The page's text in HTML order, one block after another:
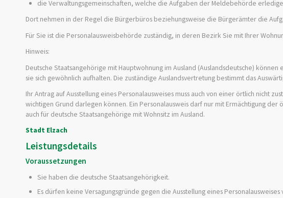
die Verwaltungsgemeinschaften, welche die Aufgaben der Meldebehörde
Dort nehmen in der Regel die Bürgerbüros beziehungsweise die Bürgerämter die
Für Sie ist die Personalausweisbehörde zuständig, in deren Bezirk Sie mit Ihrer
Hinweis:
Deutsche Staatsangehörige mit Hauptwohnung im Ausland (Auslandsdeutsche)
sie sich gewöhnlich aufhalten. Die zuständige Auslandsvertretung bestimmt das
Ihr Antrag auf Ausstellung eines Personalausweises muss auch von einer örtlich nicht
wichtigen Grund darlegen können. Ein Personalausweis darf nur mit Ermächtigung
auch für deutsche Staatsangehörige mit Wohnsitz im Ausland.
Stadt Elzach
Leistungsdetails
Voraussetzungen
Sie haben die deutsche Staatsangehörigkeit.
Es dürfen keine Versagungsgründe gegen die Ausstellung eines Personalausweises